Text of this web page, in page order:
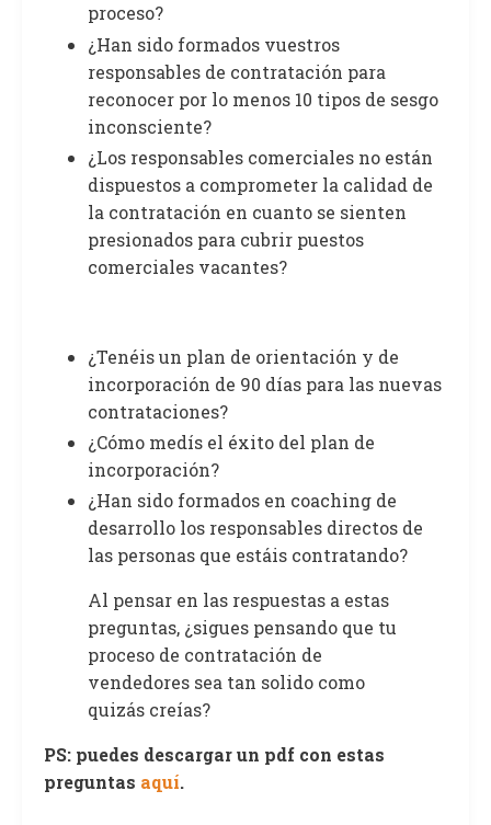
proceso?
¿Han sido formados vuestros
responsables de contratación para
reconocer por lo menos 10 tipos de sesgo
inconsciente?
¿Los responsables comerciales no están
dispuestos a comprometer la calidad de
la contratación en cuanto se sienten
presionados para cubrir puestos
comerciales vacantes?
¿Tenéis un plan de orientación y de
incorporación de 90 días para las nuevas
contrataciones?
¿Cómo medís el éxito del plan de
incorporación?
¿Han sido formados en coaching de
desarrollo los responsables directos de
las personas que estáis contratando?
Al pensar en las respuestas a estas
preguntas, ¿sigues pensando que tu
proceso de contratación de
vendedores sea tan solido como
quizás creías?
PS: puedes descargar un pdf con estas
preguntas aquí.